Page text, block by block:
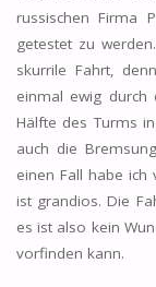
russischen Firma
getestet zu
skurrile Fahrt,
einmal ewig durch
Hälfte des Turms
auch die
einen Fall habe
ist grandios. Die
es ist also kein
vorfinden kann.